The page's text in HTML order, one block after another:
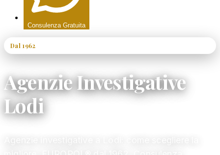
Consulenza Gratuita
Dal 1962
Agenzie Investigative
Lodi